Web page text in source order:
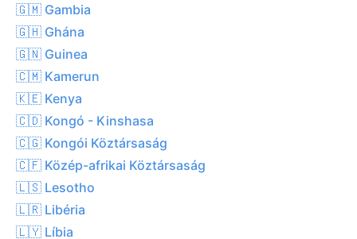
🇬🇲 Gambia
🇬🇭 Ghána
🇬🇳 Guinea
🇨🇲 Kamerun
🇰🇪 Kenya
🇨🇩 Kongó - Kinshasa
🇨🇬 Kongói Köztársaság
🇨🇫 Közép-afrikai Köztársaság
🇱🇸 Lesotho
🇱🇷 Libéria
🇱🇾 Líbia